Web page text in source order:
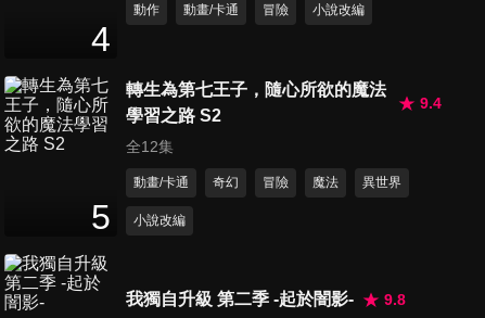
4
動作 動畫/卡通 冒險 小說改編
5
轉生為第七王子，隨心所欲的魔法
學習之路 S2
9.4
全12集
動畫/卡通 奇幻 冒險 魔法 異世界
小說改編
我獨自升級 第二季 -起於闇影-
9.8